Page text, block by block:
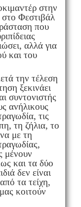
στην
στο Φεστιβάλ
που
αλλά για
και του
την τέλεση
ξεκινάει
συντονιστής
ανήλικους
τις
τη ζήλια, το
με τη
μένουν
και τα δύο
δεν είναι
τα τείχη,
κοιτούν